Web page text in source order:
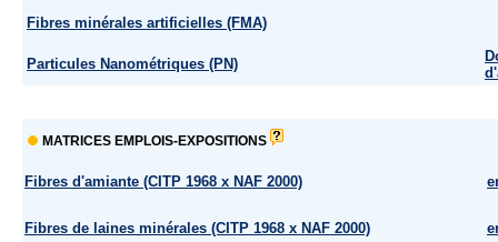
Fibres minérales artificielles (FMA)
Particules Nanométriques (PN)
MATRICES EMPLOIS-EXPOSITIONS
Fibres d'amiante (CITP 1968 x NAF 2000)
Fibres de laines minérales (CITP 1968 x NAF 2000)